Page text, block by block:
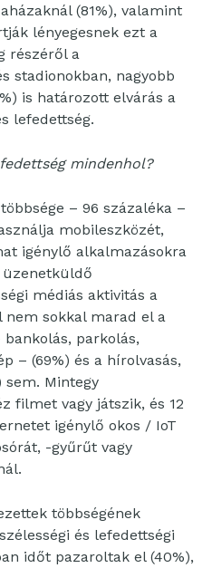
(81%), valamint
lényegesnek ezt a
részéről a
stadionokban, nagyobb
is határozott elvárás a
lefedettség.
mindenhol?
– 96 százaléka –
mobileszközét,
igénylő alkalmazásokra
üzenetküldő
médiás aktivitás a
nem sokkal marad el a
parkolás,
– (69%) és a hírolvasás,
sem. Mintegy
filmet vagy játszik, és 12
igénylő okos / IoT
-gyűrűt vagy
többségének
és lefedettségi
időt pazaroltak el (40%),